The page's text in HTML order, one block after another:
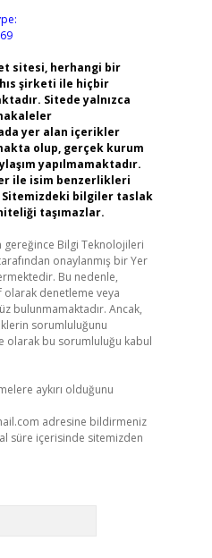
sitesi, herhangi bir
şirketi ile hiçbir
Sitede yalnızca
yer alan içerikler
olup, gerçek kurum
yapılmamaktadır.
ile isim benzerlikleri
bilgiler taslak
taşımazlar.
gereğince Bilgi Teknolojileri
onaylanmış bir Yer
Bu nedenle,
denetleme veya
bulunmamaktadır. Ancak,
sorumluluğunu
olarak bu sorumluluğu kabul
aykırı olduğunu
adresine bildirmeniz
süre içerisinde sitemizden